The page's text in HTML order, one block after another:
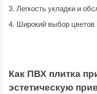
Легкость укладки и
Широкий выбор цветов
Как ПВХ плитка
эстетическую